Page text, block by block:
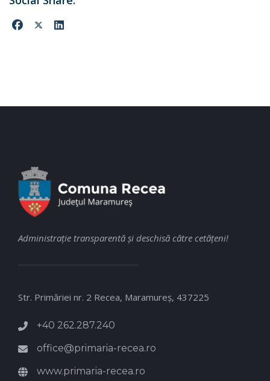
Administraţie transparentă şi deschisă către cetăţeni!
Str. Primăriei nr. 2 Recea, Maramureş, 437225
+40 262.287.240
office@primaria-recea.ro
www.primaria-recea.ro